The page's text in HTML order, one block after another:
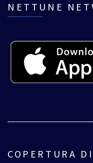
NETTUNE
COPERTURA